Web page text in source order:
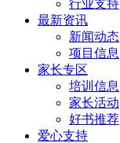
行业支持
最新资讯
新闻动态
项目信息
家长专区
培训信息
家长活动
好书推荐
爱心支持